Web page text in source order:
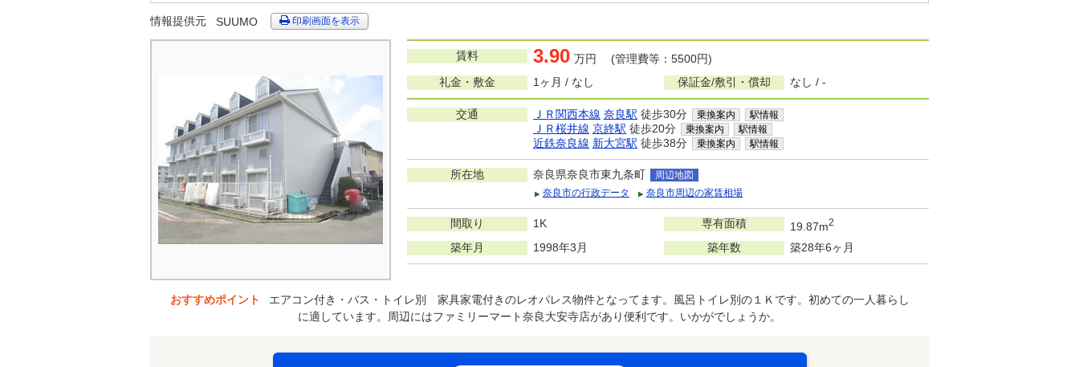
情報提供元 SUUMO 印刷画面を表示
賃料 3.90 万円 (管理費等：5500円)
礼金・敷金
1ヶ月 / なし 保証金/敷引・償却 なし / -
交通 ＪＲ関西本線 奈良駅 徒歩30分 乗換案内 駅情報
ＪＲ桜井線 京終駅 徒歩20分 乗換案内 駅情報
近鉄奈良線 新大宮駅 徒歩38分 乗換案内 駅情報
所在地 奈良県奈良市東九条町
周辺地図
奈良市の行政データ
奈良市周辺の家賃相場
間取り 1K 専有面積 19.87m2
築年月 1998年3月 築年数 築28年6ヶ月
おすすめポイント
エアコン付き・バス・トイレ別 家具家電付きのレオパレス物件となってます。風呂トイレ別の１Ｋです。初めての一人暮らし
に適しています。周辺にはファミリーマート奈良大安寺店があり便利です。いかがでしょうか。